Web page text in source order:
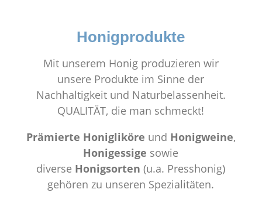
Honigprodukte
Mit unserem Honig produzieren wir
unsere Produkte im Sinne der
Nachhaltigkeit und Naturbelassenheit.
QUALITÄT, die man schmeckt!
Prämierte Honigliköre und Honigweine,
Honigessige sowie
diverse Honigsorten (u.a. Presshonig)
gehören zu unseren Spezialitäten.